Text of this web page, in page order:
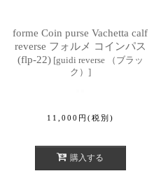
forme Coin purse Vachetta calf
reverse フォルメ コインパス
(flp-22) [guidi reverse （ブラッ
ク） ]
11,000 円 (税別)
購入する